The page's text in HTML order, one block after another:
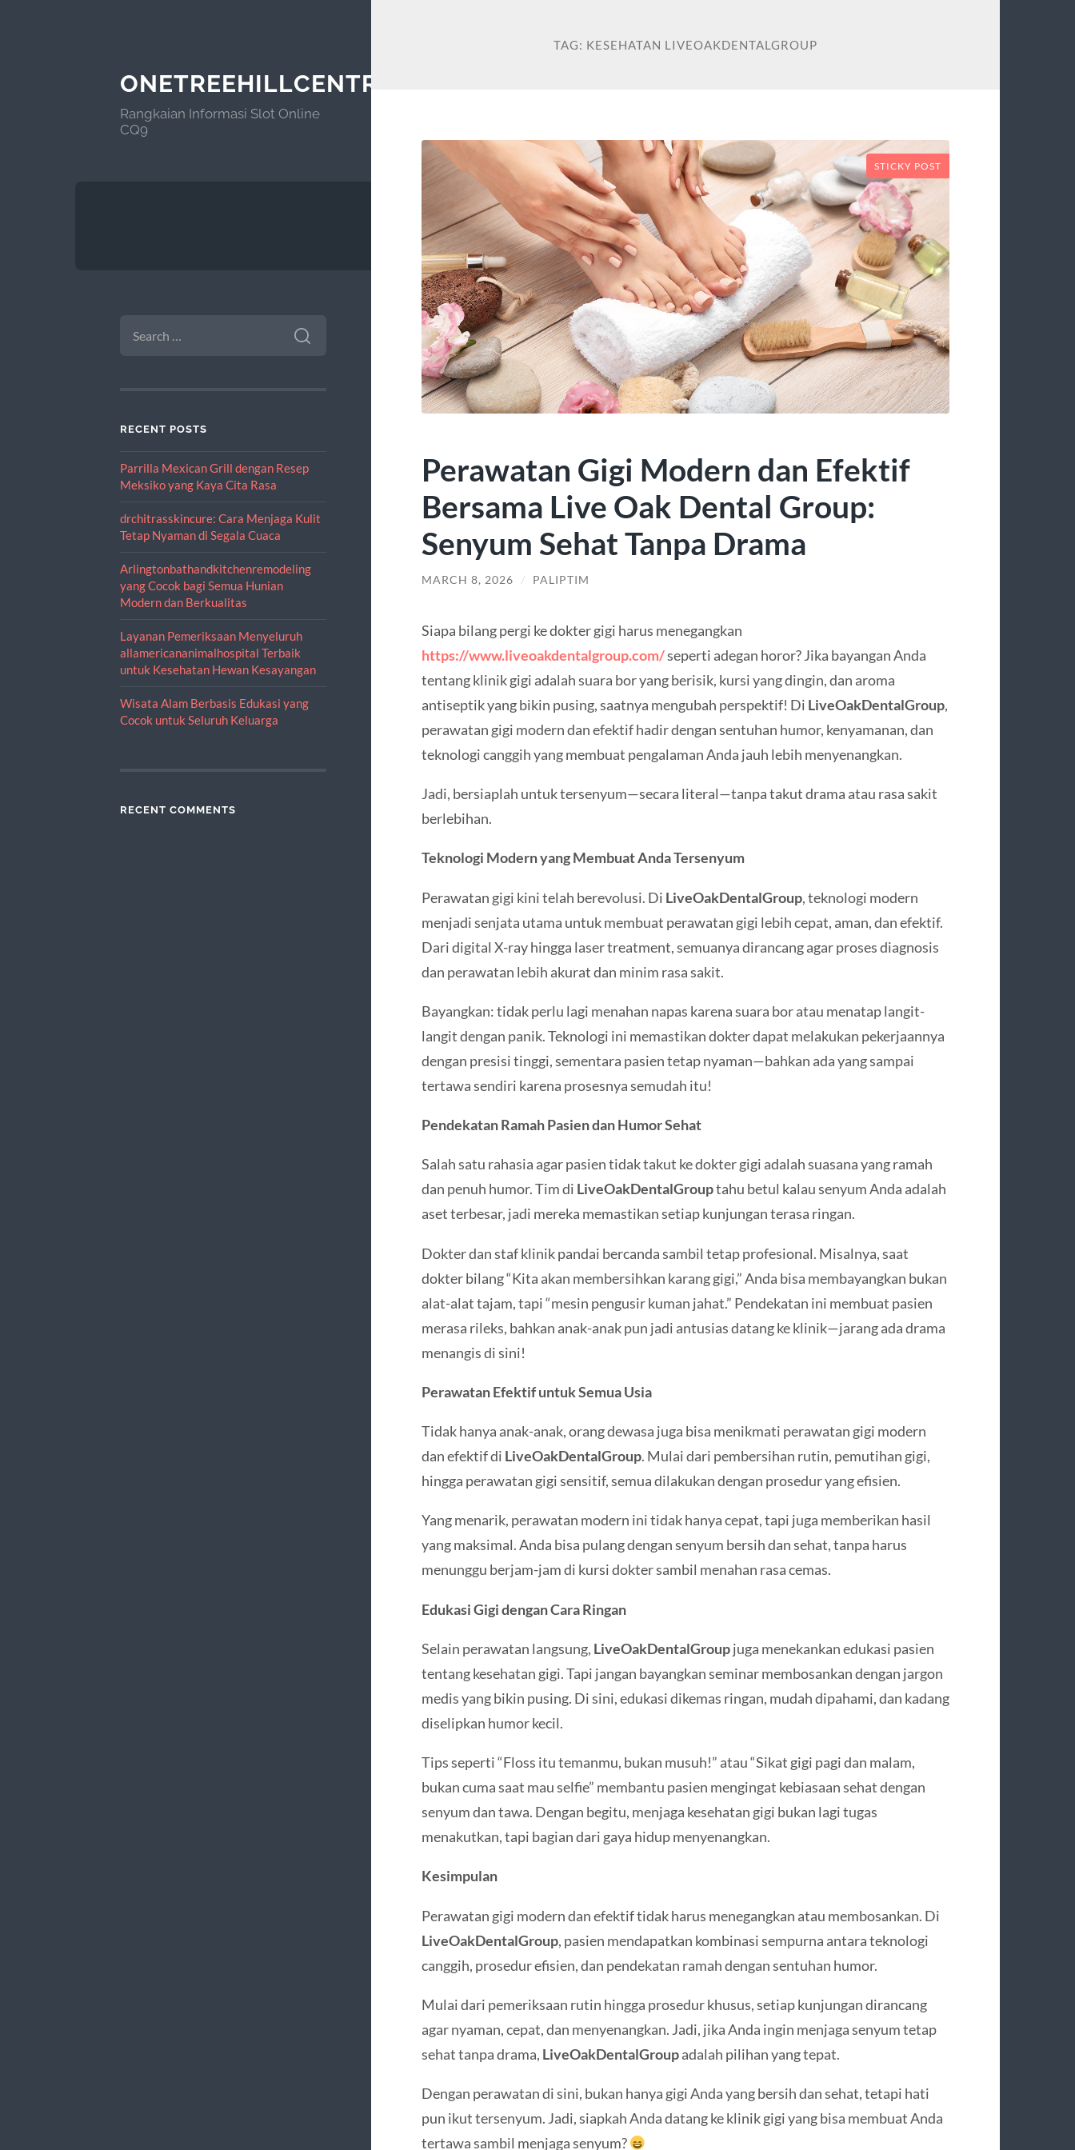
ONETREEHILLCENTRAL.ORG
Rangkaian Informasi Slot Online
CQ9
FOR:
RECENT POSTS
Parrilla Mexican Grill dengan Resep
Meksiko yang Kaya Cita Rasa
drchitrasskincure: Cara Menjaga Kulit
Tetap Nyaman di Segala Cuaca
Arlingtonbathandkitchenremodeling
yang Cocok bagi Semua Hunian
Modern dan Berkualitas
Layanan Pemeriksaan Menyeluruh
allamericananimalhospital Terbaik
untuk Kesehatan Hewan Kesayangan
Wisata Alam Berbasis Edukasi yang
Cocok untuk Seluruh Keluarga
RECENT COMMENTS
TAG: KESEHATAN LIVEOAKDENTALGROUP
STICKY POST
Perawatan Gigi Modern dan Efektif
Bersama Live Oak Dental Group:
Senyum Sehat Tanpa Drama
MARCH 8, 2026 / PALIPTIM
Siapa bilang pergi ke dokter gigi harus menegangkan
https://www.liveoakdentalgroup.com/seperti adegan horor? Jika bayangan Anda
tentang klinik gigi adalah suara bor yang berisik, kursi yang dingin, dan aroma
antiseptik yang bikin pusing, saatnya mengubah perspektif! Di LiveOakDentalGroup,
perawatan gigi modern dan efektif hadir dengan sentuhan humor, kenyamanan, dan
teknologi canggih yang membuat pengalaman Anda jauh lebih menyenangkan.
Jadi, bersiaplah untuk tersenyum—secara literal—tanpa takut drama atau rasa sakit
berlebihan.
Teknologi Modern yang Membuat Anda Tersenyum
Perawatan gigi kini telah berevolusi. Di LiveOakDentalGroup, teknologi modern
menjadi senjata utama untuk membuat perawatan gigi lebih cepat, aman, dan efektif.
Dari digital X-ray hingga laser treatment, semuanya dirancang agar proses diagnosis
dan perawatan lebih akurat dan minim rasa sakit.
Bayangkan: tidak perlu lagi menahan napas karena suara bor atau menatap langit-
langit dengan panik. Teknologi ini memastikan dokter dapat melakukan pekerjaannya
dengan presisi tinggi, sementara pasien tetap nyaman—bahkan ada yang sampai
tertawa sendiri karena prosesnya semudah itu!
Pendekatan Ramah Pasien dan Humor Sehat
Salah satu rahasia agar pasien tidak takut ke dokter gigi adalah suasana yang ramah
dan penuh humor. Tim di LiveOakDentalGrouptahu betul kalau senyum Anda adalah
aset terbesar, jadi mereka memastikan setiap kunjungan terasa ringan.
Dokter dan staf klinik pandai bercanda sambil tetap profesional. Misalnya, saat
dokter bilang “Kita akan membersihkan karang gigi,” Anda bisa membayangkan bukan
alat-alat tajam, tapi “mesin pengusir kuman jahat.” Pendekatan ini membuat pasien
merasa rileks, bahkan anak-anak pun jadi antusias datang ke klinik—jarang ada drama
menangis di sini!
Perawatan Efektif untuk Semua Usia
Tidak hanya anak-anak, orang dewasa juga bisa menikmati perawatan gigi modern
dan efektif di LiveOakDentalGroup. Mulai dari pembersihan rutin, pemutihan gigi,
hingga perawatan gigi sensitif, semua dilakukan dengan prosedur yang efisien.
Yang menarik, perawatan modern ini tidak hanya cepat, tapi juga memberikan hasil
yang maksimal. Anda bisa pulang dengan senyum bersih dan sehat, tanpa harus
menunggu berjam-jam di kursi dokter sambil menahan rasa cemas.
Edukasi Gigi dengan Cara Ringan
Selain perawatan langsung, LiveOakDentalGroupjuga menekankan edukasi pasien
tentang kesehatan gigi. Tapi jangan bayangkan seminar membosankan dengan jargon
medis yang bikin pusing. Di sini, edukasi dikemas ringan, mudah dipahami, dan kadang
diselipkan humor kecil.
Tips seperti “Floss itu temanmu, bukan musuh!” atau “Sikat gigi pagi dan malam,
bukan cuma saat mau selfie” membantu pasien mengingat kebiasaan sehat dengan
senyum dan tawa. Dengan begitu, menjaga kesehatan gigi bukan lagi tugas
menakutkan, tapi bagian dari gaya hidup menyenangkan.
Kesimpulan
Perawatan gigi modern dan efektif tidak harus menegangkan atau membosankan. Di
LiveOakDentalGroup, pasien mendapatkan kombinasi sempurna antara teknologi
canggih, prosedur efisien, dan pendekatan ramah dengan sentuhan humor.
Mulai dari pemeriksaan rutin hingga prosedur khusus, setiap kunjungan dirancang
agar nyaman, cepat, dan menyenangkan. Jadi, jika Anda ingin menjaga senyum tetap
sehat tanpa drama, LiveOakDentalGroupadalah pilihan yang tepat.
Dengan perawatan di sini, bukan hanya gigi Anda yang bersih dan sehat, tetapi hati
pun ikut tersenyum. Jadi, siapkah Anda datang ke klinik gigi yang bisa membuat Anda
tertawa sambil menjaga senyum?